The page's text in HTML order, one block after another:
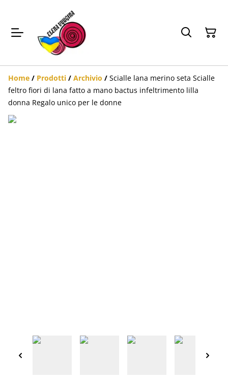
Home / Prodotti / Archivio / Scialle lana merino seta Scialle
feltro fiori di lana fatto a mano bactus infeltrimento lilla
donna Regalo unico per le donne